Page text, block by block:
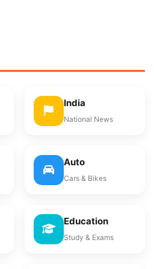
India
National News
Auto
Cars & Bikes
Education
Study & Exams